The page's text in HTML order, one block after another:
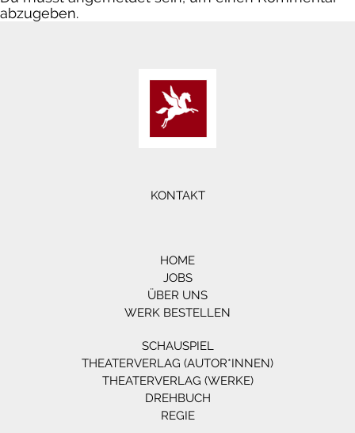
abzugeben.
KONTAKT
HOME
JOBS
ÜBER UNS
WERK BESTELLEN
SCHAUSPIEL
THEATERVERLAG (AUTOR*INNEN)
THEATERVERLAG (WERKE)
DREHBUCH
REGIE